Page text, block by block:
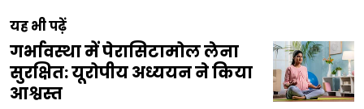
यह भी पढ़ें
गर्भावस्था में पेरासिटामोल लेना
सुरक्षित: यूरोपीय अध्ययन ने किया
आश्वस्त